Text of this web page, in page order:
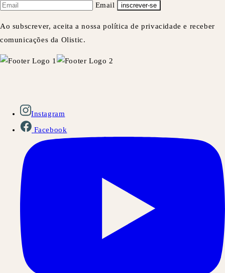
Email inscrever-se
Ao subscrever, aceita a nossa política de privacidade e receber
comunicações da Olistic.
Instagram
Facebook